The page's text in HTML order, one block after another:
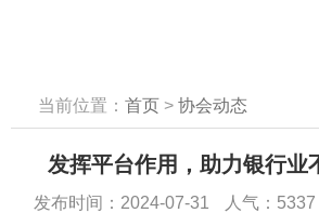
当前位置： 首页 > 协会动态
发挥平台作用，助力银行业
发布时间：2024-07-31 人气：5337